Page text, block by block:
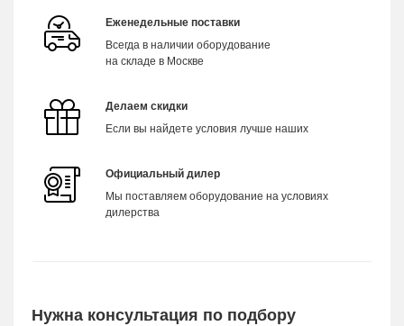
Еженедельные поставки
Всегда в наличии оборудование
на складе в Москве
Делаем скидки
Если вы найдете условия лучше наших
Официальный дилер
Мы поставляем оборудование на условиях
дилерства
Нужна консультация по подбору